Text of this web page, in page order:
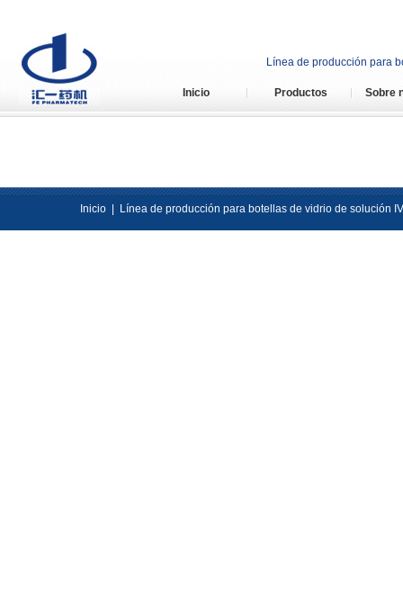
Línea de producción para
Inicio Productos Sobre
Inicio Línea de producción para botellas de vidrio de solución IV